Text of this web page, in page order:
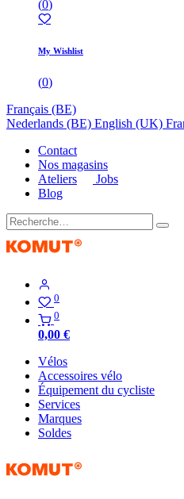
(0)
My Wishlist
(0)
Français (BE)
Nederlands (BE) English (UK)
Contact
Nos magasins
Ateliers
Jobs
Blog
0
0
0,00 €
Vélos
Accessoires vélo
Équipement du cycliste
Services
Marques
Soldes